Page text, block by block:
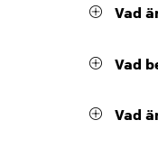
Vad
Vad
Vad